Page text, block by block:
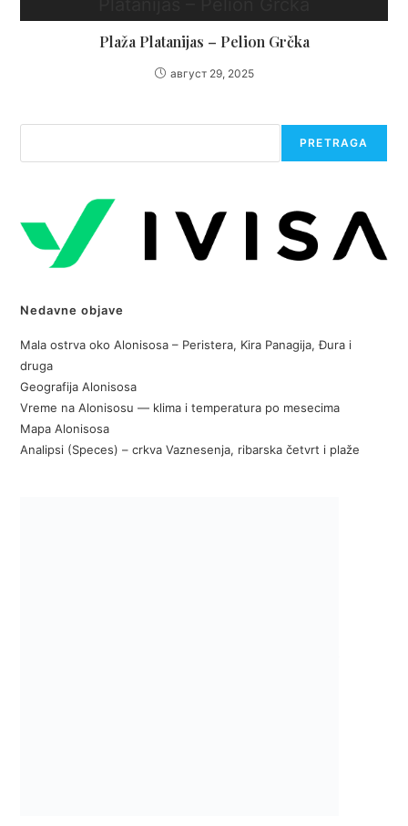
Plaža Platanijas – Pelion Grčka
август 29, 2025
PRETRAGA
Nedavne objave
Mala ostrva oko Alonisosa – Peristera, Kira Panagija, Đura i
druga
Geografija Alonisosa
Vreme na Alonisosu — klima i temperatura po mesecima
Mapa Alonisosa
Analipsi (Speces) – crkva Vaznesenja, ribarska četvrt i plaže